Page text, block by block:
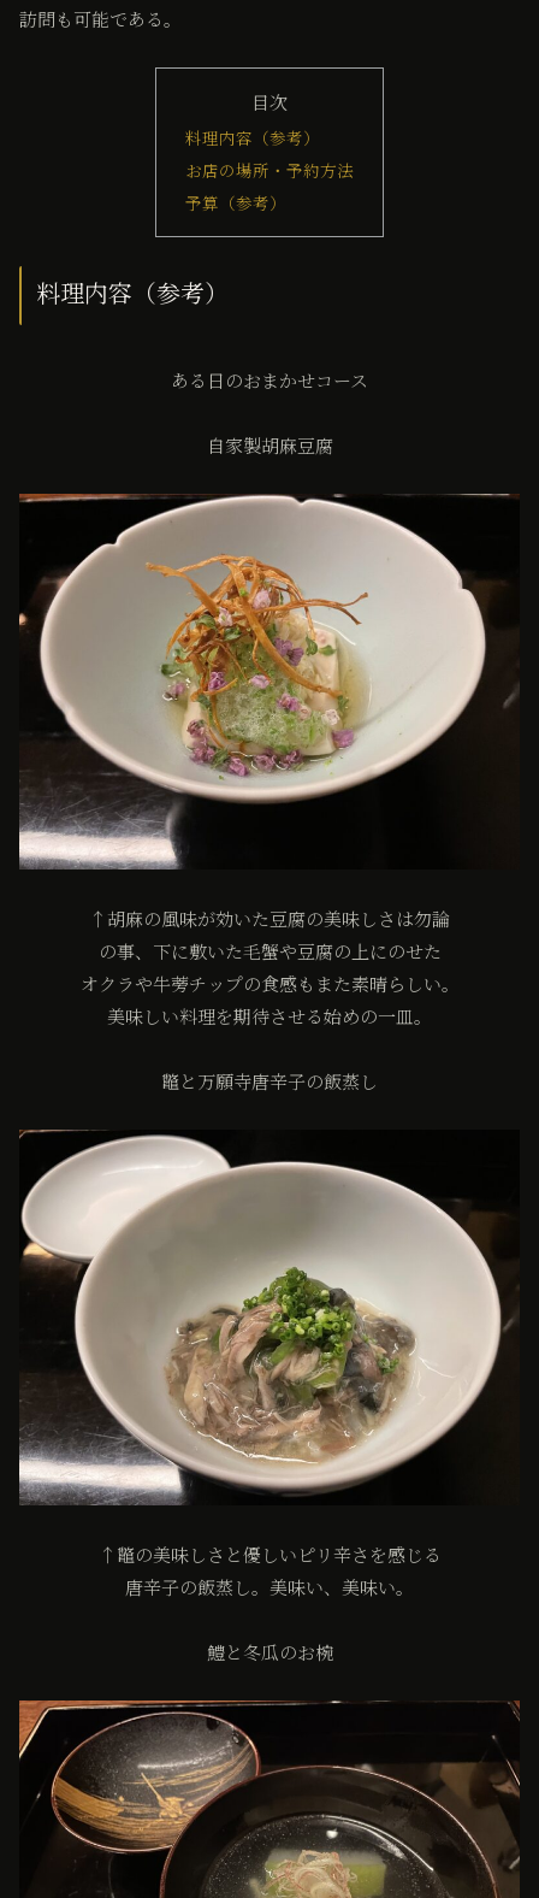
訪問も可能である。
目次
料理内容（参考）
お店の場所・予約方法
予算（参考）
料理内容（参考）
ある日のおまかせコース
自家製胡麻豆腐
↑胡麻の風味が効いた豆腐の美味しさは勿論
の事、下に敷いた毛蟹や豆腐の上にのせた
オクラや牛蒡チップの食感もまた素晴らしい。
美味しい料理を期待させる始めの一皿。
鼈と万願寺唐辛子の飯蒸し
↑鼈の美味しさと優しいピリ辛さを感じる
唐辛子の飯蒸し。美味い、美味い。
鱧と冬瓜のお椀